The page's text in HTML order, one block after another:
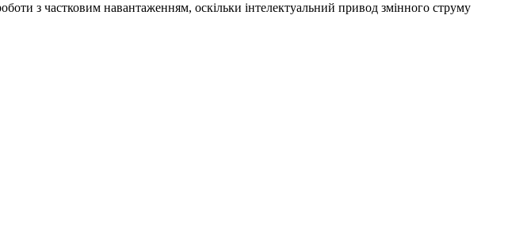
з частковим навантаженням, оскільки інтелектуальний привод змінного струму